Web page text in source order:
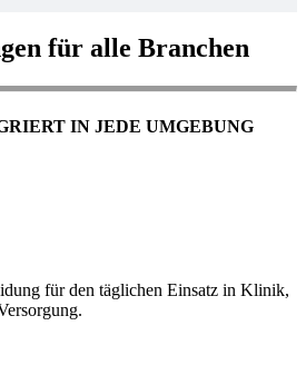
für alle Branchen
IN JEDE UMGEBUNG
für den täglichen Einsatz in Klinik,